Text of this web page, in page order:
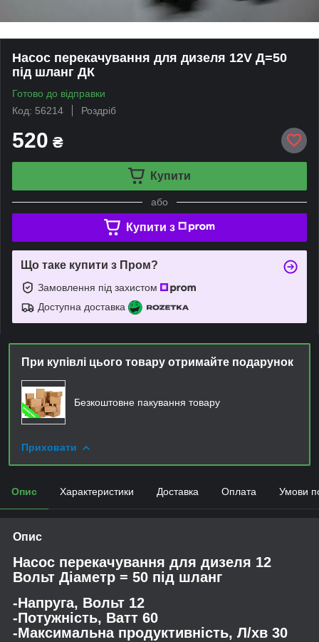
Насос перекачування для дизеля 12V Д=50
під шланг ДК
Готово до відправки
Код: 56214
Роздріб
520 ₴
Купити
або
Купити з
Що таке купити з Пром?
Замовлення під захистом
Доступна доставка
При купівлі цього товару отримайте подарунок
Безкоштовне пакування товару
Приховати
Опис Характеристики Доставка Оплата Умови
Опис
Насос перекачування для дизеля 12
Вольт Діаметр = 50 під шланг
-Напруга, Вольт 12
-Потужність, Ватт 60
-Максимальна продуктивність, Л/хв 30